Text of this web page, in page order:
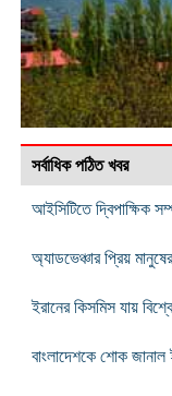
সর্বাধিক পঠিত খবর
আইসিটিতে দ্বিপাক্ষিক
অ্যাডভেঞ্চার প্রিয়
ইরানের কিসমিস যায়
বাংলাদেশকে শোক জানাল